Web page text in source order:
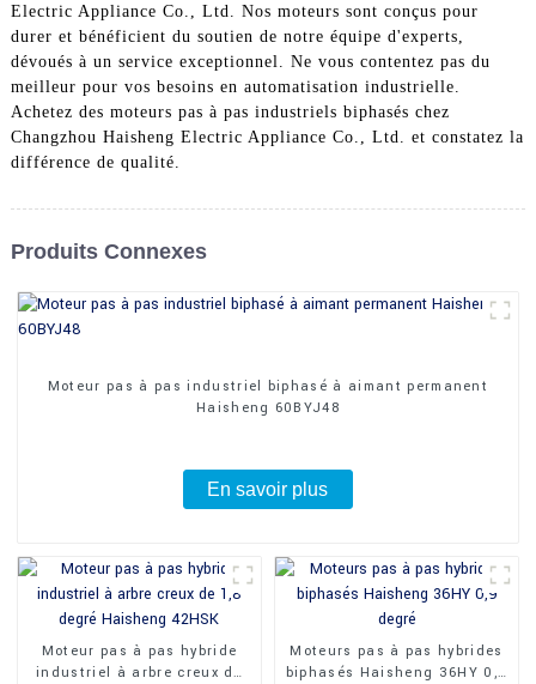
Electric Appliance Co., Ltd. Nos moteurs sont conçus pour
durer et bénéficient du soutien de notre équipe d'experts,
dévoués à un service exceptionnel. Ne vous contentez pas du
meilleur pour vos besoins en automatisation industrielle.
Achetez des moteurs pas à pas industriels biphasés chez
Changzhou Haisheng Electric Appliance Co., Ltd. et constatez la
différence de qualité.
Produits Connexes
Moteur pas à pas industriel biphasé à aimant permanent
Haisheng 60BYJ48
En savoir plus
Moteur pas à pas hybride
industriel à arbre creux de
Moteurs pas à pas hybrides
biphasés Haisheng 36HY 0,9